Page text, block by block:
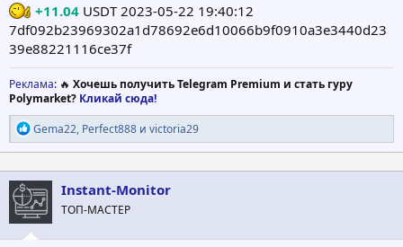
+11.04 USDT 2023-05-22 19:40:12
7df092b23969302a1d78692e6d10066b9f0910a3e3440d23
39e88221116ce37f
Реклама: 🔥 Хочешь получить Telegram Premium и стать гуру
Polymarket? Кликай сюда!
Р
е
а
к
ц
и
и
:
Gema22, Perfect888 и victoria29
Instant-Monitor
ТОП-МАСТЕР